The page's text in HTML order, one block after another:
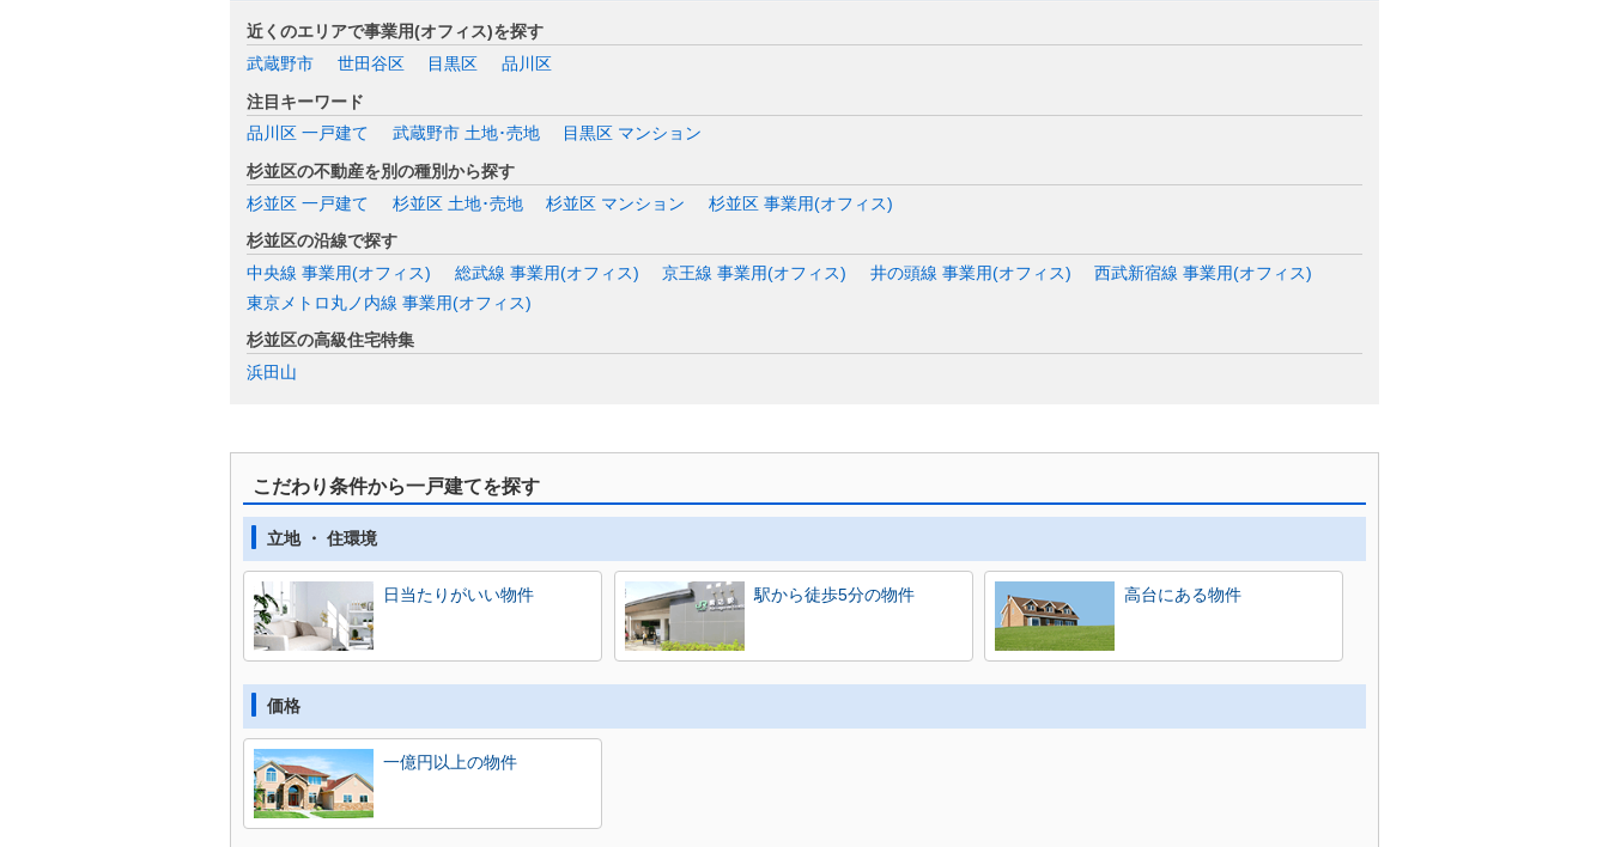
近くのエリアで事業用(オフィス)を探す
武蔵野市
世田谷区 目黒区
品川区
注目キーワード
品川区 一戸建て
武蔵野市 土地･売地
目黒区 マンション
杉並区の不動産を別の種別から探す
杉並区 一戸建て
杉並区 土地･売地 杉並区 マンション
杉並区 事業用(オフィス)
杉並区の沿線で探す
中央線 事業用(オフィス)
総武線 事業用(オフィス) 京王線 事業用(オフィス) 井の頭線 事業用(オフィス)
西武新宿線 事業用(オフィス)
東京メトロ丸ノ内線 事業用(オフィス)
杉並区の高級住宅特集
浜田山
こだわり条件から一戸建てを探す
立地 ・ 住環境
日当たりがいい物件 駅から徒歩5分の物件 高台にある物件
価格
一億円以上の物件